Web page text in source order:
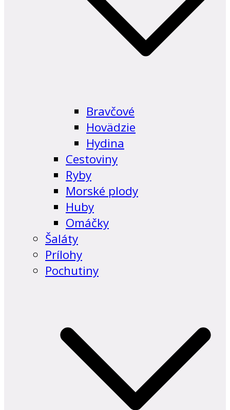
Bravčové
Hovädzie
Hydina
Cestoviny
Ryby
Morské plody
Huby
Omáčky
Šaláty
Prílohy
Pochutiny